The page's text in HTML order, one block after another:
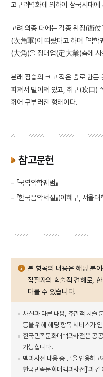
고구려벽화에 의하여 삼국시대에
고려 의종 때에는 각종 위장(衛
(吹角軍)이 따랐다고 하며 『악학
(大角)을 정대업(定大業)춤에 사
본래 짐승의 크고 작은 뿔로 만든
퍼져서 벌어져 있고, 취구(吹口)
휘어 구부러진 형태이다.
참고문헌
- 『국역악학궤범』
- 『한국음악서설』(이혜구, 서울
본 항목의 내용은 해당 분
집필자의 학술적 견해로,
다를 수 있습니다.
사실과 다른 내용, 주관적 서술
등을 위해 해당 항목 서비스가
한국민족문화대백과사전은 공
가능합니다.
백과사전 내용 중 글을 인용하
한국민족문화대백과사전]'과